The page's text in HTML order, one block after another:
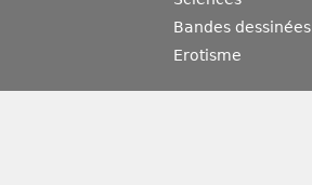
Bandes dessinées
Erotisme